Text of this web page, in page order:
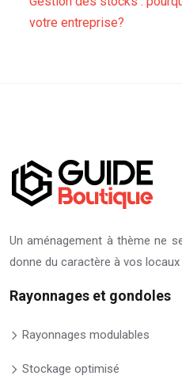
votre entreprise?
Un aménagement à thème ne
donne du caractère à vos
Rayonnages et gondoles
Rayonnages modulables
Stockage optimisé